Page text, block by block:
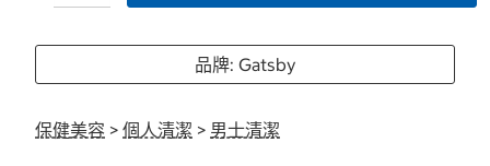
品牌: Gatsby
保健美容 > 個人清潔 > 男士清潔